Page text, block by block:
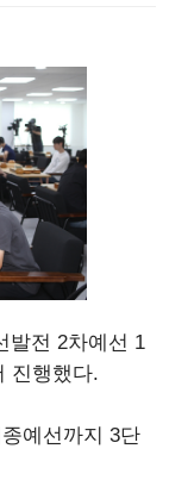
발전 2차예선 1
진행했다.
예선까지 3단